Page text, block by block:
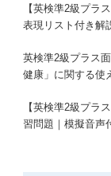
【英検準2級プラ
表現リスト付き解
英検準2級プラス
健康」に関する使
【英検準2級プラ
習問題｜模擬音声